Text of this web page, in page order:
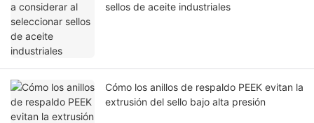
sellos de aceite industriales
Cómo los anillos de respaldo PEEK evitan la
extrusión del sello bajo alta presión